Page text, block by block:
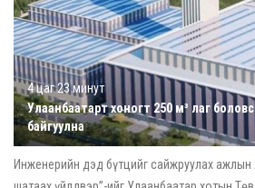
4 цаг 23 минут
Улаанбаатарт хоногт 250 м³ лаг
байгуулна
Инженерийн дэд бүтцийг сайжруулах ажлын